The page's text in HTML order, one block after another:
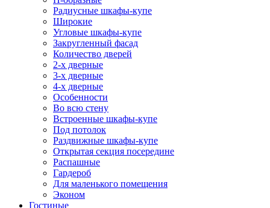
Радиусные шкафы-купе
Широкие
Угловые шкафы-купе
Закругленный фасад
Количество дверей
2-х дверные
3-х дверные
4-х дверные
Особенности
Во всю стену
Встроенные шкафы-купе
Под потолок
Раздвижные шкафы-купе
Открытая секция посередине
Распашные
Гардероб
Для маленького помещения
Эконом
Гостиные